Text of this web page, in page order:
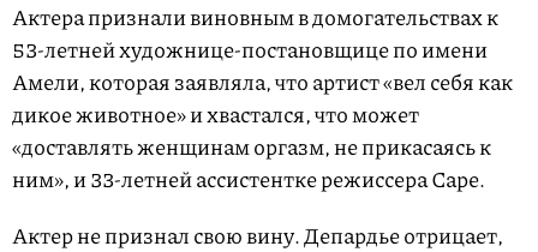
Актера признали виновным в домогательствах к
53-летней художнице-постановщице по имени
Амели, которая заявляла, что артист «вел себя как
дикое животное» и хвастался, что может
«доставлять женщинам оргазм, не прикасаясь к
ним», и 33-летней ассистентке режиссера Саре.
Актер не признал свою вину. Депардье отрицает,